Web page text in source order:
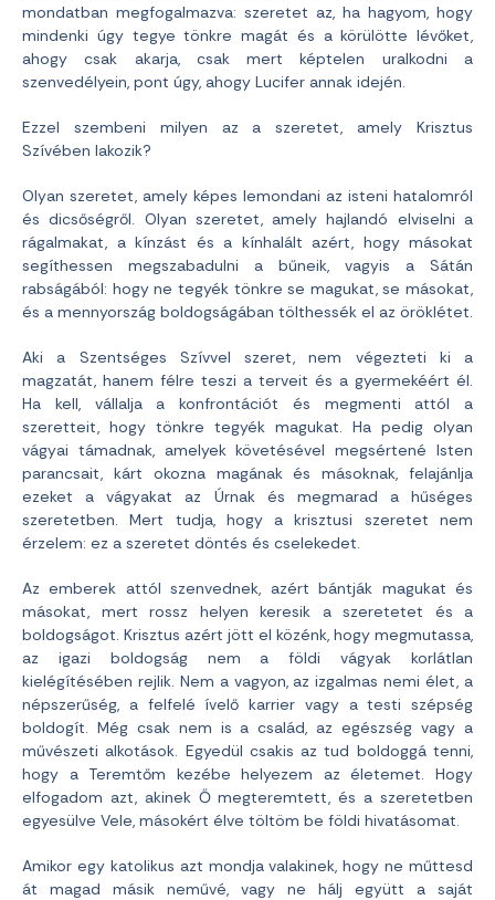
mondatban megfogalmazva: szeretet az, ha hagyom, hogy
mindenki úgy tegye tönkre magát és a körülötte lévőket,
ahogy csak akarja, csak mert képtelen uralkodni a
szenvedélyein, pont úgy, ahogy Lucifer annak idején.
Ezzel szembeni milyen az a szeretet, amely Krisztus
Szívében lakozik?
Olyan szeretet, amely képes lemondani az isteni hatalomról
és dicsőségről. Olyan szeretet, amely hajlandó elviselni a
rágalmakat, a kínzást és a kínhalált azért, hogy másokat
segíthessen megszabadulni a bűneik, vagyis a Sátán
rabságából: hogy ne tegyék tönkre se magukat, se másokat,
és a mennyország boldogságában tölthessék el az öröklétet.
Aki a Szentséges Szívvel szeret, nem végezteti ki a
magzatát, hanem félre teszi a terveit és a gyermekéért él.
Ha kell, vállalja a konfrontációt és megmenti attól a
szeretteit, hogy tönkre tegyék magukat. Ha pedig olyan
vágyai támadnak, amelyek követésével megsértené Isten
parancsait, kárt okozna magának és másoknak, felajánlja
ezeket a vágyakat az Úrnak és megmarad a hűséges
szeretetben. Mert tudja, hogy a krisztusi szeretet nem
érzelem: ez a szeretet döntés és cselekedet.
Az emberek attól szenvednek, azért bántják magukat és
másokat, mert rossz helyen keresik a szeretetet és a
boldogságot. Krisztus azért jött el közénk, hogy megmutassa,
az igazi boldogság nem a földi vágyak korlátlan
kielégítésében rejlik. Nem a vagyon, az izgalmas nemi élet, a
népszerűség, a felfelé ívelő karrier vagy a testi szépség
boldogít. Még csak nem is a család, az egészség vagy a
művészeti alkotások. Egyedül csakis az tud boldoggá tenni,
hogy a Teremtőm kezébe helyezem az életemet. Hogy
elfogadom azt, akinek Ő megteremtett, és a szeretetben
egyesülve Vele, másokért élve töltöm be földi hivatásomat.
Amikor egy katolikus azt mondja valakinek, hogy ne műttesd
át magad másik neművé, vagy ne hálj együtt a saját